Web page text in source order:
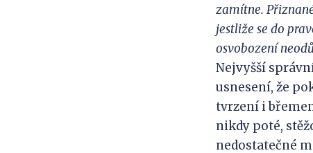
zamítne.
jestliže se do
osvobození
Nejvyšší
usnesení, že
tvrzení i
nikdy poté,
nedostatečné